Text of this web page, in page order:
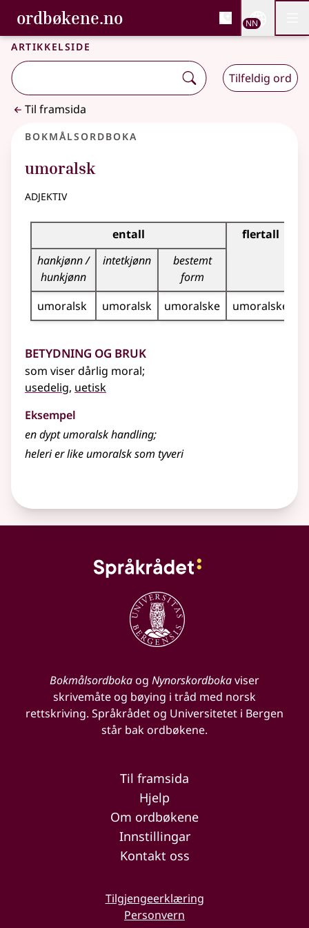
Gå til hovudinnhald
Tilgjenge
ordbøkene.no, Bokmålsordboka og
Bokmålsordboka og Nynorskordboka
NN
Artikkelside
Tilfeldig ord
Til framsida
Bokmålsordboka
umoralsk
adjektiv
Bøyingstabell for dette adjektivet
entall
flertall
hankjønn /
hunkjønn
intetkjønn
bestemt
form
umoralsk
umoralsk umoralske umoralske
Betydning og bruk
som viser dårlig moral;
usedelig, uetisk
Eksempel
en dypt umoralsk handling;
heleri er like umoralsksom tyveri
Bokmålsordbokaog Nynorskordbokaviser
skrivemåte og bøying i tråd med norsk
rettskriving. Språkrådet og Universitetet i Bergen
står bak ordbøkene.
Til framsida
Hjelp
Om ordbøkene
Innstillingar
Kontakt oss
Tilgjengeerklæring
Personvern